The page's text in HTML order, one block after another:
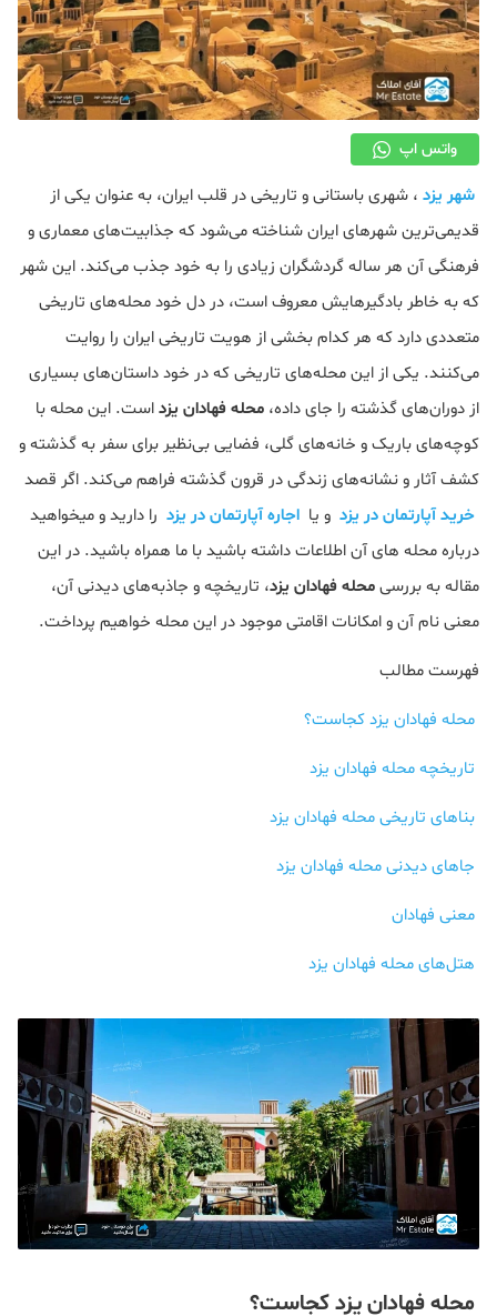
ملکی
همایش و نمایشگاه
واتس اپ
شهر یزد ، شهری باستانی و تاریخی در قلب ایران، به عنوان یکی از
قدیمی‌ترین شهرهای ایران شناخته می‌شود که جذابیت‌های معماری و
فرهنگی آن هر ساله گردشگران زیادی را به خود جذب می‌کند. این شهر
که به خاطر بادگیرهایش معروف است، در دل خود محله‌های تاریخی
متعددی دارد که هر کدام بخشی از هویت تاریخی ایران را روایت
می‌کنند. یکی از این محله‌های تاریخی که در خود داستان‌های بسیاری
از دوران‌های گذشته را جای داده، محله فهادان یزداست. این محله با
کوچه‌های باریک و خانه‌های گلی، فضایی بی‌نظیر برای سفر به گذشته و
کشف آثار و نشانه‌های زندگی در قرون گذشته فراهم می‌کند. اگر قصد
خرید آپارتمان در یزد و یا اجاره آپارتمان در یزد را دارید و میخواهید
درباره محله های آن اطلاعات داشته باشید با ما همراه باشید. در این
مقاله به بررسیمحله فهادان یزد، تاریخچه و جاذبه‌های دیدنی آن،
معنی نام آن و امکانات اقامتی موجود در این محله خواهیم پرداخت.
فهرست مطالب
محله فهادان یزد کجاست؟
تاریخچه محله فهادان یزد
بناهای تاریخی محله فهادان یزد
جاهای دیدنی محله فهادان یزد
معنی فهادان
هتل‌های محله فهادان یزد
محله فهادان یزد کجاست؟